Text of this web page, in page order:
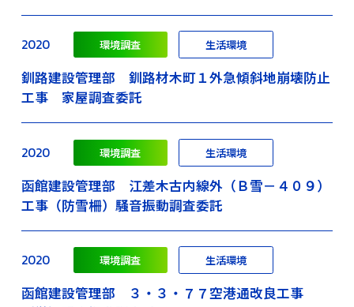
2020 環境調査 生活環境
釧路建設管理部 釧路材木町１外急傾斜地崩壊防止
工事 家屋調査委託
2020 環境調査 生活環境
函館建設管理部 江差木古内線外（Ｂ雪－４０９）
工事（防雪柵）騒音振動調査委託
2020 環境調査 生活環境
函館建設管理部 ３・３・７７空港通改良工事